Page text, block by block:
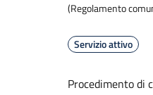
(Regolamento
Servizio attivo
Procedimento di